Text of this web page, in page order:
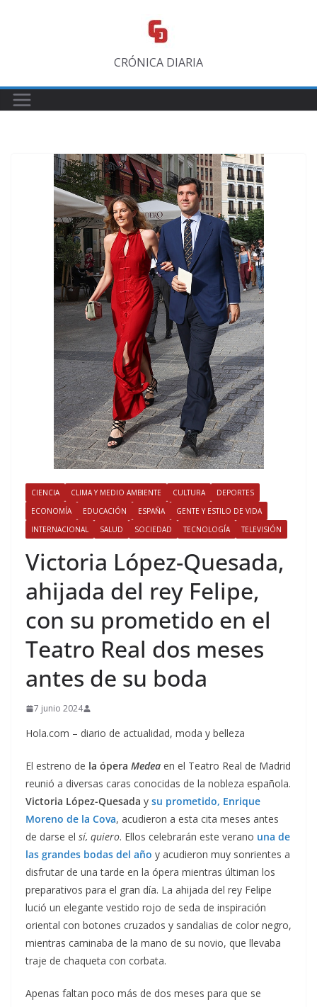
CRÓNICA DIARIA
CIENCIA CLIMA Y MEDIO AMBIENTE CULTURA
DEPORTES
ECONOMÍA
EDUCACIÓN ESPAÑA
GENTE Y ESTILO DE VIDA
INTERNACIONAL
SALUD SOCIEDAD TECNOLOGÍA TELEVISIÓN
​Victoria López-Quesada,
ahijada del rey Felipe,
con su prometido en el
Teatro Real dos meses
antes de su boda
7 junio 2024
Hola.com – diario de actualidad, moda y belleza
El estreno de la ópera Medea en el Teatro Real de Madrid
reunió a diversas caras conocidas de la nobleza española.
Victoria López-Quesada y su prometido, Enrique
Moreno de la Cova, acudieron a esta cita meses antes
de darse el sí, quiero. Ellos celebrarán este verano una de
las grandes bodas del año y acudieron muy sonrientes a
disfrutar de una tarde en la ópera mientras últiman los
preparativos para el gran día. La ahijada del rey Felipe
lució un elegante vestido rojo de seda de inspiración
oriental con botones cruzados y sandalias de color negro,
mientras caminaba de la mano de su novio, que llevaba
traje de chaqueta con corbata.
Apenas faltan poco más de dos meses para que se